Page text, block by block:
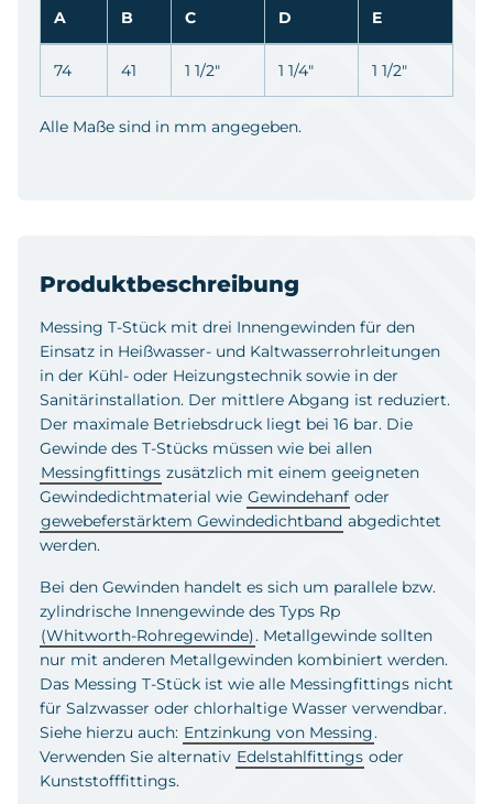
Produktbeschreibung
Messing T-Stück mit drei Innengewinden für den
Einsatz in Heißwasser- und Kaltwasserrohrleitungen
in der Kühl- oder Heizungstechnik sowie in der
Sanitärinstallation. Der mittlere Abgang ist reduziert.
Der maximale Betriebsdruck liegt bei 16 bar. Die
Gewinde des T-Stücks müssen wie bei allen
Messingfittings zusätzlich mit einem geeigneten
Gewindedichtmaterial wie Gewindehanf oder
gewebeferstärktem Gewindedichtband abgedichtet
werden.
Bei den Gewinden handelt es sich um parallele bzw.
zylindrische Innengewinde des Typs Rp
(Whitworth-Rohregewinde). Metallgewinde sollten
nur mit anderen Metallgewinden kombiniert werden.
Das Messing T-Stück ist wie alle Messingfittings nicht
für Salzwasser oder chlorhaltige Wasser verwendbar.
Siehe hierzu auch: Entzinkung von Messing.
Verwenden Sie alternativ Edelstahlfittings oder
Kunststofffittings.
A B C D E
74 41 1 1/2" 1 1/4" 1 1/2"
Alle Maße sind in mm angegeben.